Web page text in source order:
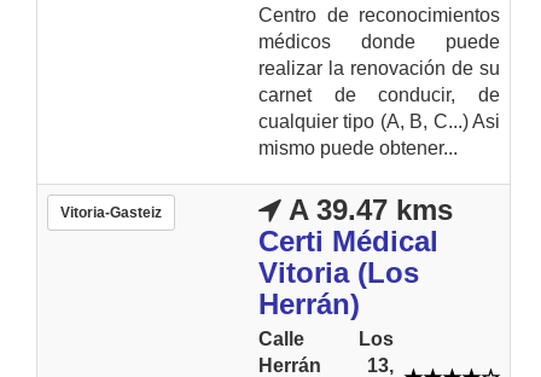
Centro de reconocimientos
médicos donde puede
realizar la renovación de su
carnet de conducir, de
cualquier tipo (A, B, C...) Asi
mismo puede obtener...
Vitoria-Gasteiz
A 39.47 kms
Certi Médical
Vitoria (Los
Herrán)
Calle Los
Herrán 13,